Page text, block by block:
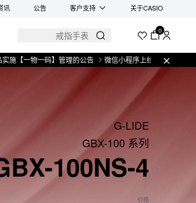
讯 公告 客户支持 关于CASIO
0
码】管理的公告 微信小程序上线售后服务公告 关于部
G-LIDE
GBX-100 系列
100NS-4
价格